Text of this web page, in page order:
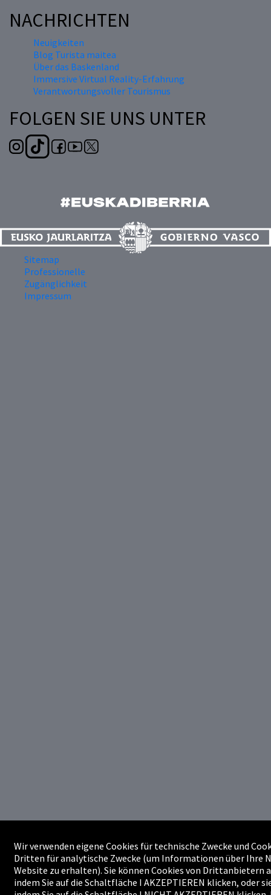
NACHRICHTEN
Neuigkeiten
Blog Turista maitea
Über das Baskenland
Immersive Virtual Reality-Erfahrung
Verantwortungsvoller Tourismus
FOLGEN SIE UNS UNTER
Sitemap
Professionelle
Zugänglichkeit
Impressum
Wir verwenden eigene Cookies für technische Zwecke und
Dritten für analytische Zwecke (um Informationen über Ihre
Website zu erhalten). Sie können Cookies von Drittanbietern
indem Sie auf die Schaltfläche I AKZEPTIEREN klicken, oder